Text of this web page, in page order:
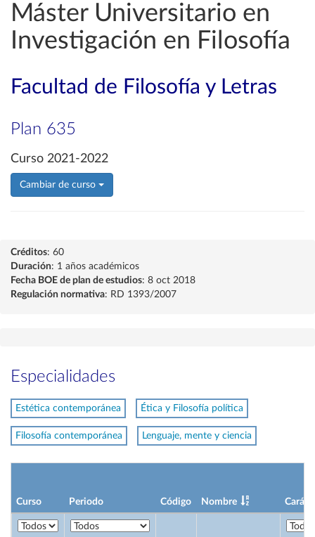
Máster Universitario en
Investigación en Filosofía
Facultad de Filosofía y Letras
Plan 635
Curso 2021-2022
Cambiar de curso
Créditos: 60
Duración: 1 años académicos
Fecha BOE de plan de estudios: 8 oct 2018
Regulación normativa: RD 1393/2007
Especialidades
Estética contemporánea Ética y Filosofía política
Filosofía contemporánea Lenguaje, mente y ciencia
Curso Periodo Código Nombre